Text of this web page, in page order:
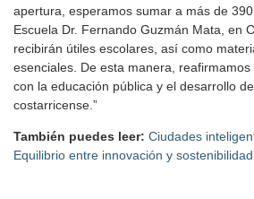
apertura, esperamos sumar a más de
Escuela Dr. Fernando Guzmán Mata, en
recibirán útiles escolares, así como
esenciales. De esta manera,
con la educación pública y el desarrollo
costarricense.”
También puedes leer: Ciudades
Equilibrio entre innovación y sostenibilidad